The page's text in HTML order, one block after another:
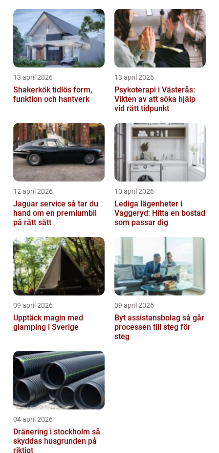
13 april 2026
Shakerkök tidlös form,
funktion och hantverk
13 april 2026
Psykoterapi i Västerås:
Vikten av att söka hjälp
vid rätt tidpunkt
12 april 2026
Jaguar service så tar du
hand om en premiumbil
på rätt sätt
10 april 2026
Lediga lägenheter i
Vaggeryd: Hitta en bostad
som passar dig
09 april 2026
Upptäck magin med
glamping i Sverige
09 april 2026
Byt assistansbolag så går
processen till steg för
steg
04 april 2026
Dränering i stockholm så
skyddas husgrunden på
riktigt